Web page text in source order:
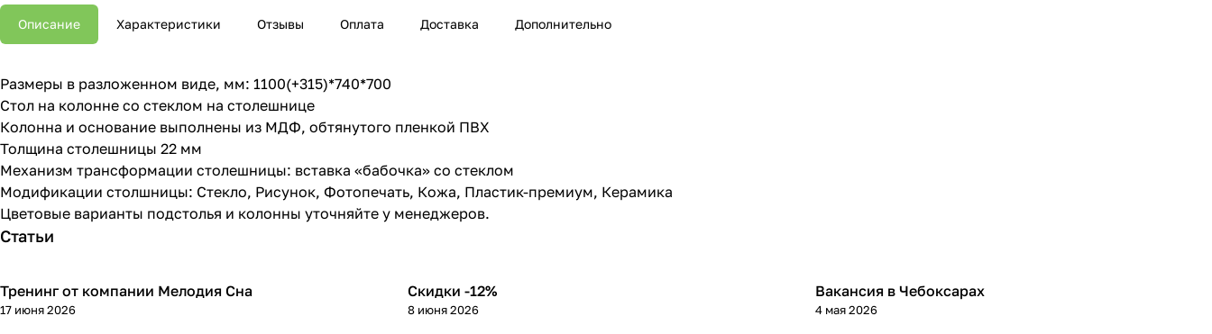
Описание Характеристики Отзывы Оплата Доставка Дополнительно
Размеры в разложенном виде, мм: 1100(+315)*740*700
Стол на колонне со стеклом на столешнице
Колонна и основание выполнены из МДФ, обтянутого пленкой ПВХ
Толщина столешницы 22 мм
Механизм трансформации столешницы: вставка «бабочка» со стеклом
Модификации столшницы: Стекло, Рисунок, Фотопечать, Кожа, Пластик-премиум, Керамика
Цветовые варианты подстолья и колонны уточняйте у менеджеров.
Статьи
Тренинг от компании Мелодия Сна
17 июня 2026
Скидки -12%
8 июня 2026
Вакансия в Чебоксарах
4 мая 2026